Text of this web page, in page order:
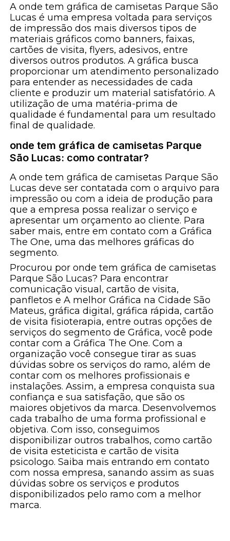
A onde tem gráfica de camisetas Parque São
Lucas é uma empresa voltada para serviços
de impressão dos mais diversos tipos de
materiais gráficos como banners, faixas,
cartões de visita, flyers, adesivos, entre
diversos outros produtos. A gráfica busca
proporcionar um atendimento personalizado
para entender as necessidades de cada
cliente e produzir um material satisfatório. A
utilização de uma matéria-prima de
qualidade é fundamental para um resultado
final de qualidade.
onde tem gráfica de camisetas Parque
São Lucas: como contratar?
A onde tem gráfica de camisetas Parque São
Lucas deve ser contatada com o arquivo para
impressão ou com a ideia de produção para
que a empresa possa realizar o serviço e
apresentar um orçamento ao cliente. Para
saber mais, entre em contato com a Gráfica
The One, uma das melhores gráficas do
segmento.
Procurou por onde tem gráfica de camisetas
Parque São Lucas? Para encontrar
comunicação visual, cartão de visita,
panfletos e A melhor Gráfica na Cidade São
Mateus, gráfica digital, gráfica rápida, cartão
de visita fisioterapia, entre outras opções de
serviços do segmento de Gráfica, você pode
contar com a Gráfica The One. Com a
organização você consegue tirar as suas
dúvidas sobre os serviços do ramo, além de
contar com os melhores profissionais e
instalações. Assim, a empresa conquista sua
confiança e sua satisfação, que são os
maiores objetivos da marca. Desenvolvemos
cada trabalho de uma forma profissional e
objetiva. Com isso, conseguimos
disponibilizar outros trabalhos, como cartão
de visita esteticista e cartão de visita
psicologo. Saiba mais entrando em contato
com nossa empresa, sanando assim as suas
dúvidas sobre os serviços e produtos
disponibilizados pelo ramo com a melhor
marca.